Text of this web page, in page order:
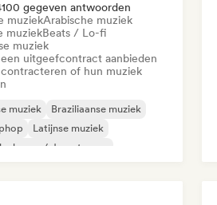
gegeven antwoorden
muziekArabische muziek
muziekBeats / Lo-fi
muziek
uitgeefcontract aanbieden
of hun muziek
muziek
Braziliaanse muziek
Latijnse muziek
house / downtempo